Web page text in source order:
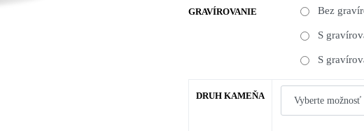
GRAVÍROVANIE Bez
S
S
DRUH KAMEŇA